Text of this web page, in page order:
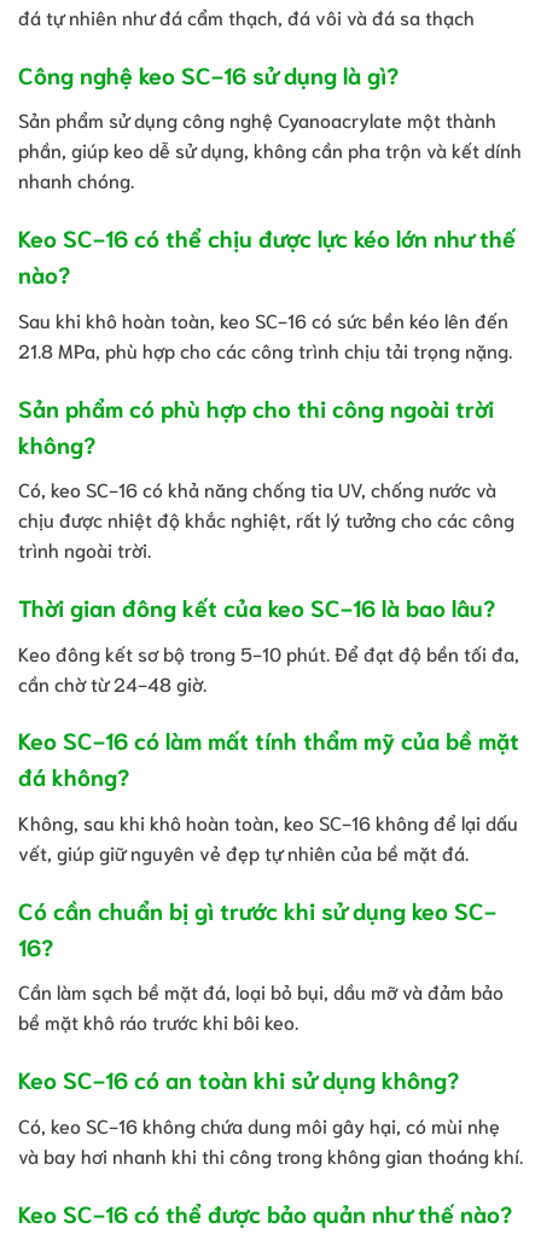
đá tự nhiên như đá cẩm thạch, đá vôi và đá sa thạch
Công nghệ keo SC-16 sử dụng là gì?
Sản phẩm sử dụng công nghệ Cyanoacrylate một thành
phần, giúp keo dễ sử dụng, không cần pha trộn và kết dính
nhanh chóng.
Keo SC-16 có thể chịu được lực kéo lớn như thế
nào?
Sau khi khô hoàn toàn, keo SC-16 có sức bền kéo lên đến
21.8 MPa, phù hợp cho các công trình chịu tải trọng nặng.
Sản phẩm có phù hợp cho thi công ngoài trời
không?
Có, keo SC-16 có khả năng chống tia UV, chống nước và
chịu được nhiệt độ khắc nghiệt, rất lý tưởng cho các công
trình ngoài trời.
Thời gian đông kết của keo SC-16 là bao lâu?
Keo đông kết sơ bộ trong 5-10 phút. Để đạt độ bền tối đa,
cần chờ từ 24-48 giờ.
Keo SC-16 có làm mất tính thẩm mỹ của bề mặt
đá không?
Không, sau khi khô hoàn toàn, keo SC-16 không để lại dấu
vết, giúp giữ nguyên vẻ đẹp tự nhiên của bề mặt đá.
Có cần chuẩn bị gì trước khi sử dụng keo SC-
16?
Cần làm sạch bề mặt đá, loại bỏ bụi, dầu mỡ và đảm bảo
bề mặt khô ráo trước khi bôi keo.
Keo SC-16 có an toàn khi sử dụng không?
Có, keo SC-16 không chứa dung môi gây hại, có mùi nhẹ
và bay hơi nhanh khi thi công trong không gian thoáng khí.
Keo SC-16 có thể được bảo quản như thế nào?